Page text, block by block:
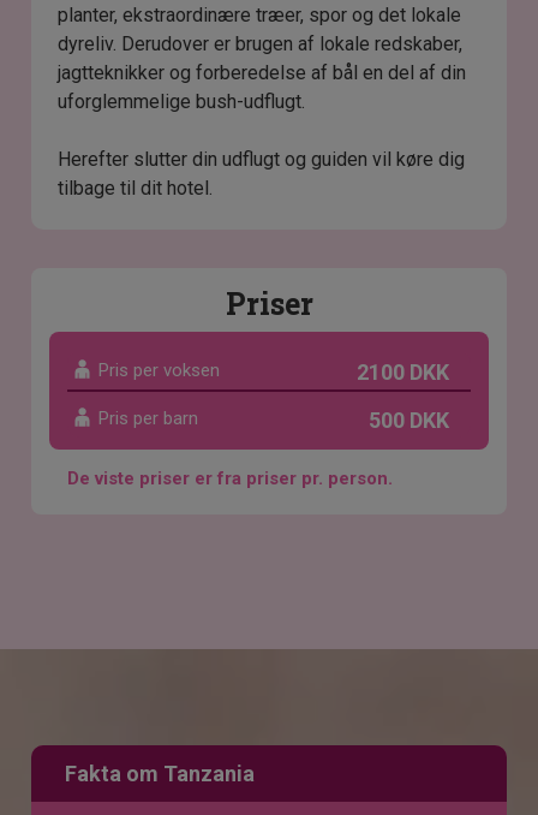
planter, ekstraordinære træer, spor og det lokale
dyreliv. Derudover er brugen af lokale redskaber,
jagtteknikker og forberedelse af bål en del af din
uforglemmelige bush-udflugt.
Herefter slutter din udflugt og guiden vil køre dig
tilbage til dit hotel.
Priser
Pris per voksen 2100 DKK
Pris per barn 500 DKK
De viste priser er fra priser pr. person.
Fakta om Tanzania